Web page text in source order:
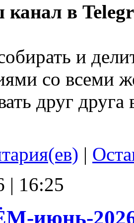
канал в
и
со всеми
друг
|
| 16:25
июнь-